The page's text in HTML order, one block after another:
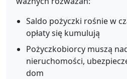
Saldo pożyczki rośnie w
opłaty się kumulują
Pożyczkobiorcy muszą
nieruchomości,
dom